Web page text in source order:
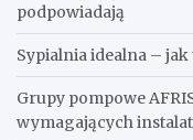
podpowiadają
Sypialnia idealna –
Grupy pompowe
wymagających